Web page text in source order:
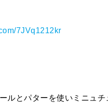
7JVq1212kr
ルとパターを使いミニュ